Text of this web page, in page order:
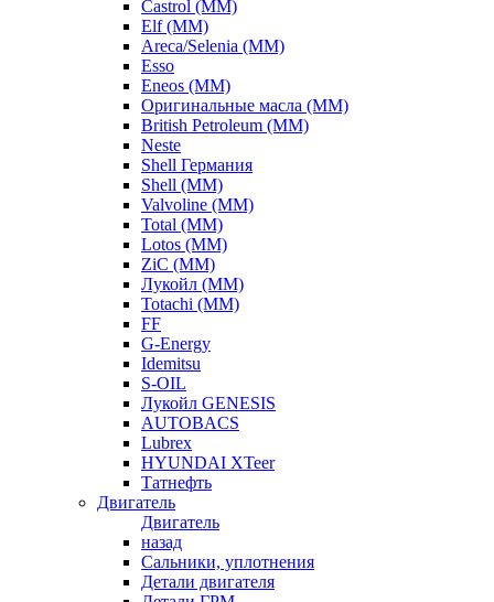
Castrol (ММ)
Elf (ММ)
Areca/Selenia (ММ)
Esso
Eneos (ММ)
Оригинальные масла (ММ)
British Petroleum (ММ)
Neste
Shell Германия
Shell (ММ)
Valvoline (ММ)
Total (ММ)
Lotos (ММ)
ZiC (ММ)
Лукойл (ММ)
Totachi (MM)
FF
G-Energy
Idemitsu
S-OIL
Лукойл GENESIS
AUTOBACS
Lubrex
HYUNDAI XTeer
Татнефть
Двигатель
Двигатель
назад
Сальники, уплотнения
Детали двигателя